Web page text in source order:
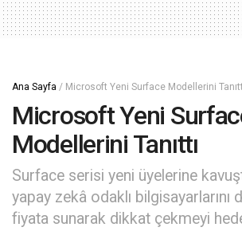
Ana Sayfa / Microsoft Yeni Surface Modellerini
Microsoft Yeni
Modellerini Tanıttı
Surface serisi yeni üyelerine
yapay zekâ odaklı bilgisayarlarını
fiyata sunarak dikkat çekmeyi